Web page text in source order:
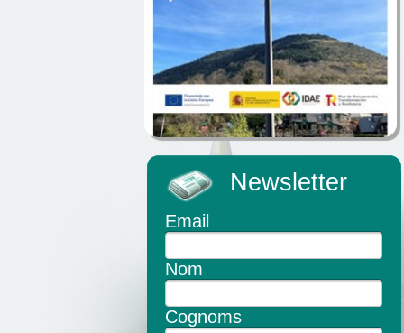
Newsletter
Email
Nom
Cognoms